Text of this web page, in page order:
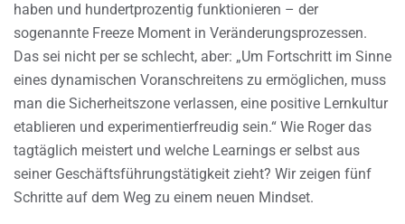
haben und hundertprozentig funktionieren – der
sogenannte Freeze Moment in Veränderungsprozessen.
Das sei nicht per se schlecht, aber: „Um Fortschritt im Sinne
eines dynamischen Voranschreitens zu ermöglichen, muss
man die Sicherheitszone verlassen, eine positive Lernkultur
etablieren und experimentierfreudig sein.“ Wie Roger das
tagtäglich meistert und welche Learnings er selbst aus
seiner Geschäftsführungstätigkeit zieht? Wir zeigen fünf
Schritte auf dem Weg zu einem neuen Mindset.